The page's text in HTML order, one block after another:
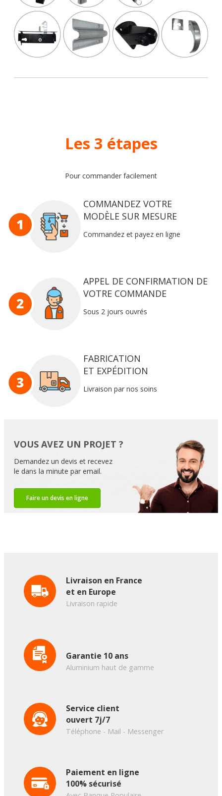
Les 3 étapes
Pour commander facilement
COMMANDEZ VOTRE
MODÈLE SUR MESURE
Commandez et payez en ligne
APPEL DE CONFIRMATION DE
VOTRE COMMANDE
Sous 2 jours ouvrés
FABRICATION
ET EXPÉDITION
Livraison par nos soins
VOUS AVEZ UN PROJET ?
Demandez un devis et recevez
le dans la minute par email.
Faire un devis en ligne
Livraison en France
et en Europe
Livraison rapide
Garantie 10 ans
Aluminium haut de gamme
Service client
ouvert 7j/7
Téléphone - Mail - Messenger
Paiement en ligne
100% sécurisé